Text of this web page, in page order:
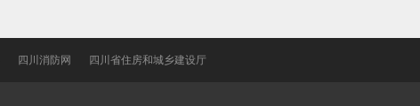
四川消防网 四川省住房和城乡建设厅